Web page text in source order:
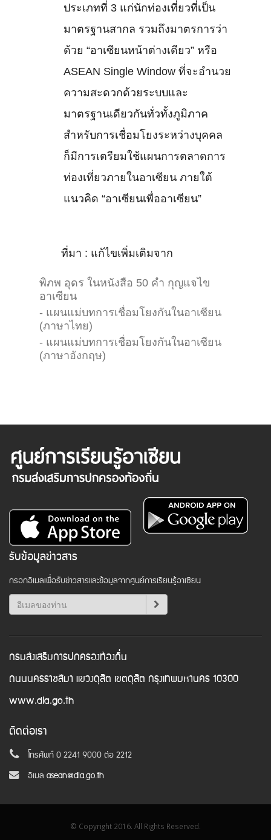
ประเภทที่ 3 แก่นักท่องเที่ยวที่เป็น
มาตรฐานสากล รวมถึงมาตรการว่า
ด้วย “อาเซียนหน้าต่างเดียว” หรือ
ASEAN Single Window ที่จะอำนวย
ความสะดวกด้วยระบบและ
มาตรฐานเดียวกันทั่วทั้งภูมิภาค
สำหรับการเชื่อมโยงระหว่างบุคคล
ก็มีการเตรียมใช้แผนการตลาดการ
ท่องเที่ยวภายในอาเซียน ภายใต้
แนวคิด “อาเซียนเพื่ออาเซียน”
ที่มา : แก้ไขเพิ่มเติมจาก
พิภพ อุดร ในหนังสือ 50 คำ กุญแจไข
อาเซียน
- แผนแม่บทการเชื่อมโยงกันในอาเซียน
(ภาษาไทย)
- แผนแม่บทการเชื่อมโยงกันในอาเซียน
(ภาษาอังกฤษ)
รับข้อมูลข่าวสาร
กรอกอีเมลเพื่อรับข่าวสารและข้อมูลจากศูนย์การเรียนรู้อาเซียน
กรมส่งเสริมการปกครองท้องถิ่น
ถนนนครราชสีมา แขวงดุสิต เขตดุสิต กรุงเทพมหานคร 10300
www.dla.go.th
ติดต่อเรา
โทรศัพท์ 0 2241 9000 ต่อ 2212
อีเมล asean@dla.go.th
© Copyright 2016. All Rights Reserved.